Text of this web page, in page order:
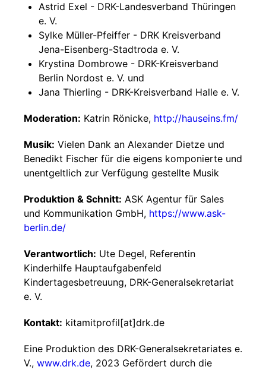
Astrid Exel - DRK-Landesverband Thüringen
e. V.
Sylke Müller-Pfeiffer - DRK Kreisverband
Jena-Eisenberg-Stadtroda e. V.
Krystina Dombrowe - DRK-Kreisverband
Berlin Nordost e. V. und
Jana Thierling - DRK-Kreisverband Halle e. V.
Moderation: Katrin Rönicke, http://hauseins.fm/
Musik: Vielen Dank an Alexander Dietze und
Benedikt Fischer für die eigens komponierte und
unentgeltlich zur Verfügung gestellte Musik
Produktion & Schnitt: ASK Agentur für Sales
und Kommunikation GmbH, https://www.ask-
berlin.de/
Verantwortlich: Ute Degel, Referentin
Kinderhilfe Hauptaufgabenfeld
Kindertagesbetreuung, DRK-Generalsekretariat
e. V.
Kontakt: kitamitprofil[at]drk.de
Eine Produktion des DRK-Generalsekretariates e.
V., www.drk.de, 2023 Gefördert durch die